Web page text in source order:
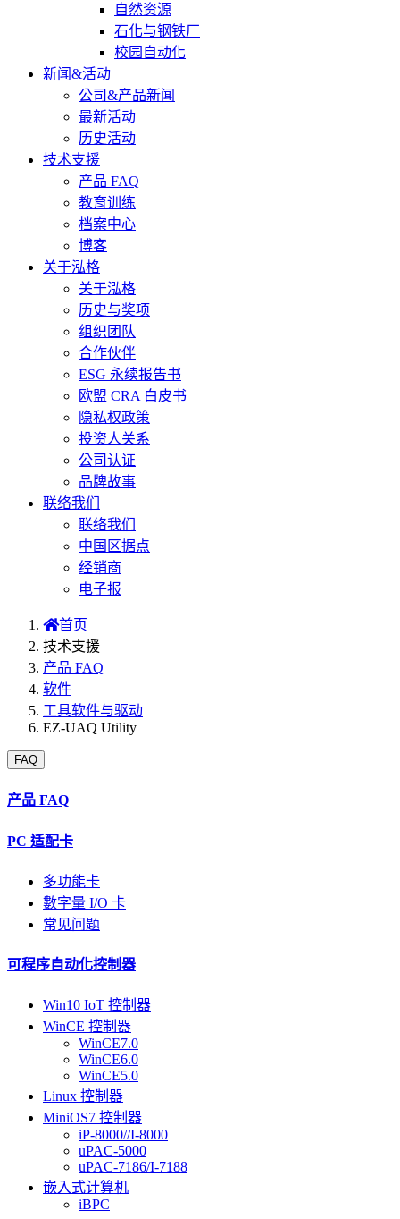
自然资源
石化与钢铁厂
校园自动化
新闻&活动
公司&产品新闻
最新活动
历史活动
技术支援
产品 FAQ
教育训练
档案中心
博客
关于泓格
关于泓格
历史与奖项
组织团队
合作伙伴
ESG 永续报告书
欧盟 CRA 白皮书
隐私权政策
投资人关系
公司认证
品牌故事
联络我们
联络我们
中国区据点
经销商
电子报
首页
技术支援
产品 FAQ
软件
工具软件与驱动
EZ-UAQ Utility
FAQ
产品 FAQ
PC 适配卡
多功能卡
數字量 I/O 卡
常见问题
可程序自动化控制器
Win10 IoT 控制器
WinCE 控制器
WinCE7.0
WinCE6.0
WinCE5.0
Linux 控制器
MiniOS7 控制器
iP-8000//I-8000
uPAC-5000
uPAC-7186/I-7188
嵌入式计算机
iBPC